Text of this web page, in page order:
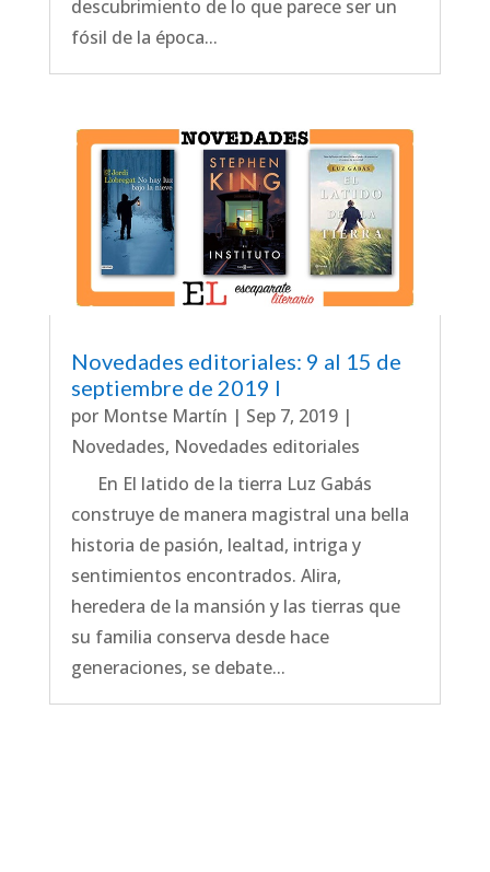
descubrimiento de lo que parece ser un
fósil de la época...
Novedades editoriales: 9 al 15 de
septiembre de 2019 I
por Montse Martín | Sep 7, 2019|
Novedades, Novedades editoriales
En El latido de la tierra Luz Gabás
construye de manera magistral una bella
historia de pasión, lealtad, intriga y
sentimientos encontrados. Alira,
heredera de la mansión y las tierras que
su familia conserva desde hace
generaciones, se debate...